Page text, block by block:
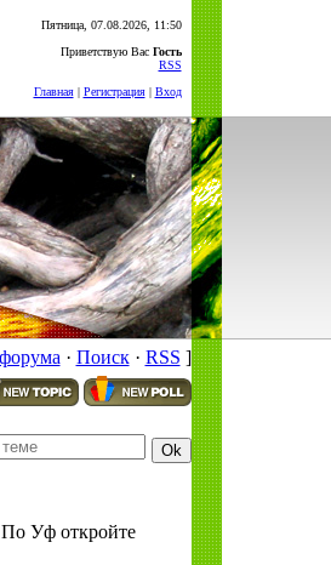
Пятница, 07.08.2026, 11:50
Приветствую Вас Гость
RSS
Главная| Регистрация| Вход
· Поиск· RSS ]
По Уф откройте